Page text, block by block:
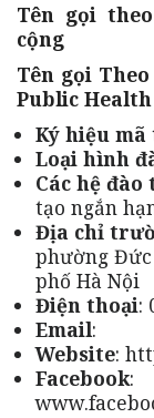
Tên gọi
cộng
Tên gọi
Public Health
Ký hiệu
Loại hình
Các hệ đào
tạo ngắn
Địa chỉ
phường Đức
phố Hà Nội
Điện thoại:
Email:
Website:
Facebook: